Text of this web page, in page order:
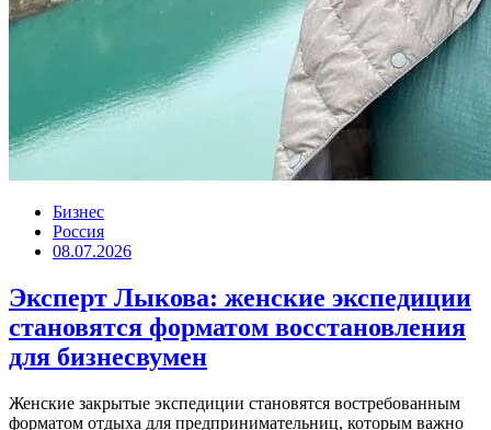
Бизнес
Россия
08.07.2026
Эксперт Лыкова: женские экспедиции
становятся форматом восстановления
для бизнесвумен
Женские закрытые экспедиции становятся востребованным
форматом отдыха для предпринимательниц, которым важно